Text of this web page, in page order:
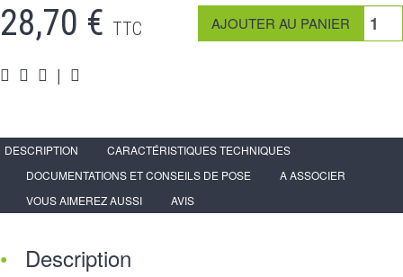
Espace PRO
28,70 € TTC
|
DESCRIPTION
CARACTÉRISTIQUES TECHNIQUES
DOCUMENTATIONS ET CONSEILS DE POSE
A ASSOCIER
VOUS AIMEREZ AUSSI
AVIS
Description